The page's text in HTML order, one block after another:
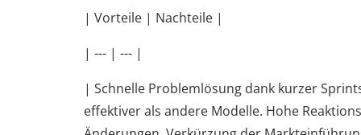
| Vorteile | Nachteile |
| --- | --- |
| Schnelle Problemlösung dank kurzer
effektiver als andere Modelle. Hohe